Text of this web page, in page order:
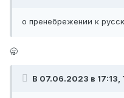
о пренебрежении к
🥱
В 07.06.2023 в 17:13,